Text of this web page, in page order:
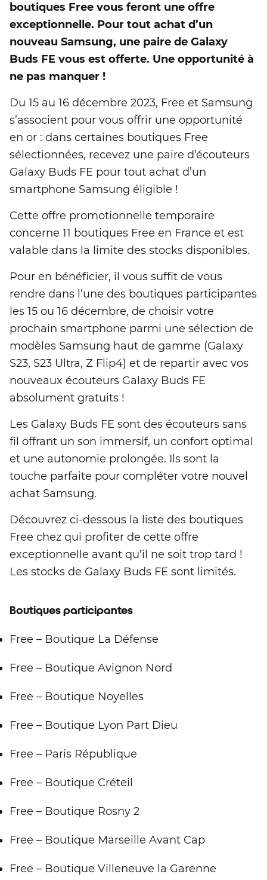
boutiques Free vous feront une offre
exceptionnelle. Pour tout achat d’un
nouveau Samsung, une paire de Galaxy
Buds FE vous est offerte. Une opportunité à
ne pas manquer !
Du 15 au 16 décembre 2023, Free et Samsung
s’associent pour vous offrir une opportunité
en or : dans certaines boutiques Free
sélectionnées, recevez une paire d’écouteurs
Galaxy Buds FE pour tout achat d’un
smartphone Samsung éligible !
Cette offre promotionnelle temporaire
concerne 11 boutiques Free en France et est
valable dans la limite des stocks disponibles.
Pour en bénéficier, il vous suffit de vous
rendre dans l’une des boutiques participantes
les 15 ou 16 décembre, de choisir votre
prochain smartphone parmi une sélection de
modèles Samsung haut de gamme (Galaxy
S23, S23 Ultra, Z Flip4) et de repartir avec vos
nouveaux écouteurs Galaxy Buds FE
absolument gratuits !
Les Galaxy Buds FE sont des écouteurs sans
fil offrant un son immersif, un confort optimal
et une autonomie prolongée. Ils sont la
touche parfaite pour compléter votre nouvel
achat Samsung.
Découvrez ci-dessous la liste des boutiques
Free chez qui profiter de cette offre
exceptionnelle avant qu’il ne soit trop tard !
Les stocks de Galaxy Buds FE sont limités.
Boutiques participantes
Free – Boutique La Défense
Free – Boutique Avignon Nord
Free – Boutique Noyelles
Free – Boutique Lyon Part Dieu
Free – Paris République
Free – Boutique Créteil
Free – Boutique Rosny 2
Free – Boutique Marseille Avant Cap
Free – Boutique Villeneuve la Garenne